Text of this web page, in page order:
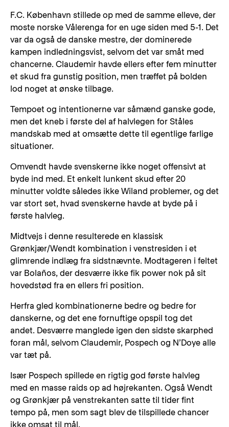
F.C. København stillede op med de samme elleve, der
moste norske Vålerenga for en uge siden med 5-1. Det
var da også de danske mestre, der dominerede
kampen indledningsvist, selvom det var småt med
chancerne. Claudemir havde ellers efter fem minutter
et skud fra gunstig position, men træffet på bolden
lod noget at ønske tilbage.
Tempoet og intentionerne var såmænd ganske gode,
men det kneb i første del af halvlegen for Ståles
mandskab med at omsætte dette til egentlige farlige
situationer.
Omvendt havde svenskerne ikke noget offensivt at
byde ind med. Et enkelt lunkent skud efter 20
minutter voldte således ikke Wiland problemer, og det
var stort set, hvad svenskerne havde at byde på i
første halvleg.
Midtvejs i denne resulterede en klassisk
Grønkjær/Wendt kombination i venstresiden i et
glimrende indlæg fra sidstnævnte. Modtageren i feltet
var Bolaños, der desværre ikke fik power nok på sit
hovedstød fra en ellers fri position.
Herfra gled kombinationerne bedre og bedre for
danskerne, og det ene fornuftige opspil tog det
andet. Desværre manglede igen den sidste skarphed
foran mål, selvom Claudemir, Pospech og N’Doye alle
var tæt på.
Især Pospech spillede en rigtig god første halvleg
med en masse raids op ad højrekanten. Også Wendt
og Grønkjær på venstrekanten satte til tider fint
tempo på, men som sagt blev de tilspillede chancer
ikke omsat til mål.